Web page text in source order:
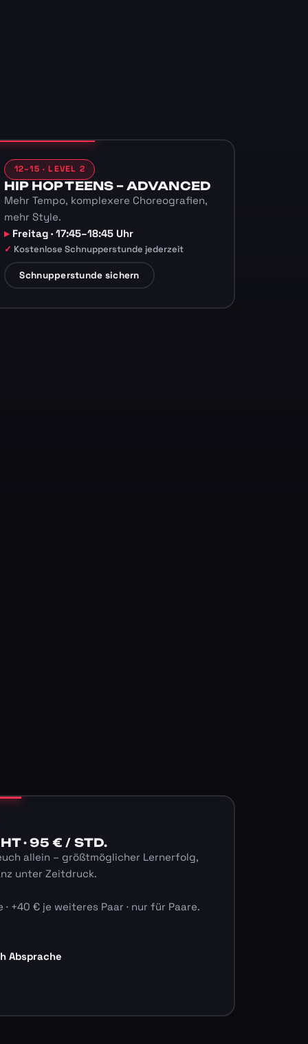
12–15 · LEVEL 2
HIP HOP TEENS – ADVANCED
Mehr Tempo, komplexere Choreografien,
mehr Style.
Freitag · 17:45–18:45 Uhr
Kostenlose Schnupperstunde jederzeit
Schnupperstunde sichern
· 95 € / STD.
allein – größtmöglicher Lernerfolg,
unter Zeitdruck.
+40 € je weiteres Paar · nur für Paare.
Absprache